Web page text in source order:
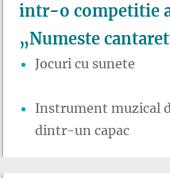
intr-o competitie
„Numeste
Jocuri cu sunete
Instrument muzical
dintr-un capac